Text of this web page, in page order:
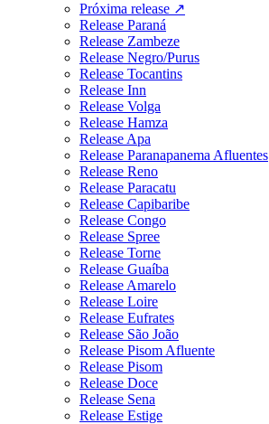
Próxima release ↗
Release Paraná
Release Zambeze
Release Negro/Purus
Release Tocantins
Release Inn
Release Volga
Release Hamza
Release Apa
Release Paranapanema Afluentes
Release Reno
Release Paracatu
Release Capibaribe
Release Congo
Release Spree
Release Torne
Release Guaíba
Release Amarelo
Release Loire
Release Eufrates
Release São João
Release Pisom Afluente
Release Pisom
Release Doce
Release Sena
Release Estige